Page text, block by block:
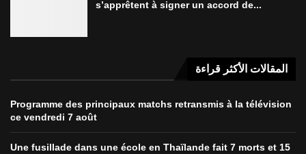
s’apprêtent à signer un accord de...
المقالات الأكثر قراءة
Programme des principaux matchs retransmis à la télévision
ce vendredi 7 août
Une fusillade dans une école en Thaïlande fait 7 morts et 15